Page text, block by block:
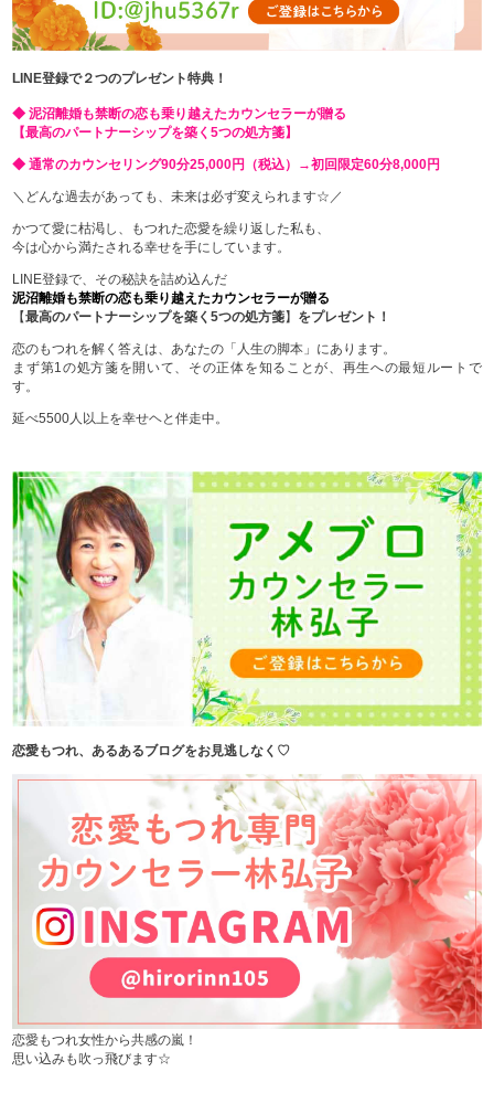
LINE登録で２つのプレゼント特典！
◆ 泥沼離婚も禁断の恋も乗り越えたカウンセラーが贈る
【最高のパートナーシップを築く5つの処方箋】
◆ 通常のカウンセリング90分25,000円（税込）→初回限定60分8,000円
＼どんな過去があっても、未来は必ず変えられます☆／
かつて愛に枯渇し、もつれた恋愛を繰り返した私も、
今は心から満たされる幸せを手にしています。
LINE登録で、その秘訣を詰め込んだ
泥沼離婚も禁断の恋も乗り越えたカウンセラーが贈る
【最高のパートナーシップを築く5つの処方箋】 をプレゼント！
恋のもつれを解く答えは、あなたの「人生の脚本」にあります。
まず第1の処方箋を開いて、その正体を知ることが、再生への最短ルートで
す。
延べ5500人以上を幸せヘと伴走中。
恋愛もつれ、あるあるブログをお見逃しなく♡
恋愛もつれ女性から共感の嵐！
思い込みも吹っ飛びます☆